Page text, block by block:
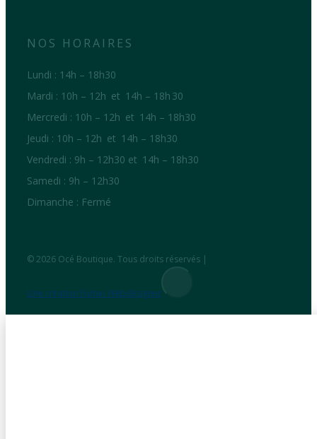
NOS HORAIRES
Lundi : 14h – 18h30
Mardi : 10h – 12h et 14h – 18h 30
Mercredi : 10h – 12h et 14h – 18h30
Jeudi : 10h – 12h et 14h – 18h30
Vendredi : 9h – 12h30 et 14h – 18h30
Samedi : 9h – 12h30
Dimanche : Fermé
© 2026 Océ Boutique. Tous droits réservés |
Une création Furlan Webdesigner